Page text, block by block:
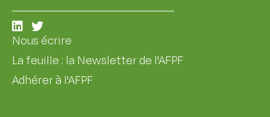
Nous écrire
La feuille : la Newsletter de l'AFPF
Adhérer à l'AFPF